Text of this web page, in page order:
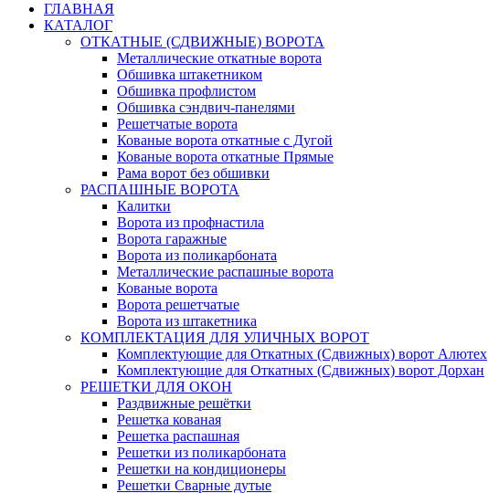
ГЛАВНАЯ
КАТАЛОГ
ОТКАТНЫЕ (СДВИЖНЫЕ) ВОРОТА
Металлические откатные ворота
Обшивка штакетником
Обшивка профлистом
Обшивка сэндвич-панелями
Решетчатые ворота
Кованые ворота откатные с Дугой
Кованые ворота откатные Прямые
Рама ворот без обшивки
РАСПАШНЫЕ ВОРОТА
Калитки
Ворота из профнастила
Ворота гаражные
Ворота из поликарбоната
Металлические распашные ворота
Кованые ворота
Ворота решетчатые
Ворота из штакетника
КОМПЛЕКТАЦИЯ ДЛЯ УЛИЧНЫХ ВОРОТ
Комплектующие для Откатных (Сдвижных) ворот Алютех
Комплектующие для Откатных (Сдвижных) ворот Дорхан
РЕШЕТКИ ДЛЯ ОКОН
Раздвижные решётки
Решетка кованая
Решетка распашная
Решетки из поликарбоната
Решетки на кондиционеры
Решетки Сварные дутые